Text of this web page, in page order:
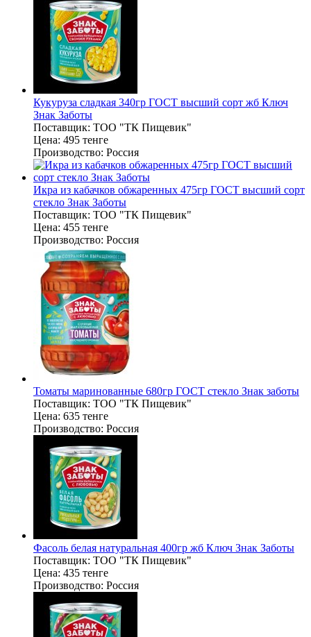
Кукуруза сладкая 340гр ГОСТ высший сорт жб Ключ
Знак Заботы
Поставщик: ТОО "ТК Пищевик"
Цена: 495 тенге
Производство: Россия
Икра из кабачков обжаренных 475гр ГОСТ высший сорт
стекло Знак Заботы
Поставщик: ТОО "ТК Пищевик"
Цена: 455 тенге
Производство: Россия
Томаты маринованные 680гр ГОСТ стекло Знак заботы
Поставщик: ТОО "ТК Пищевик"
Цена: 635 тенге
Производство: Россия
Фасоль белая натуральная 400гр жб Ключ Знак Заботы
Поставщик: ТОО "ТК Пищевик"
Цена: 435 тенге
Производство: Россия